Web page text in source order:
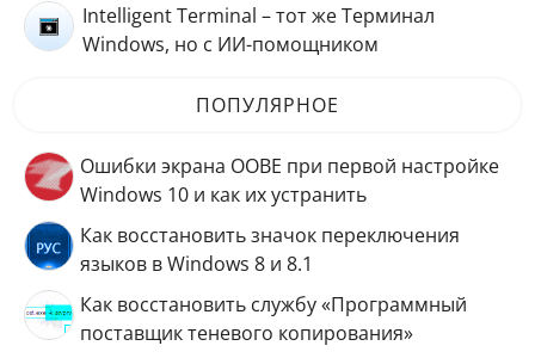
Intelligent Terminal – тот же Терминал
Windows, но с ИИ-помощником
ПОПУЛЯРНОЕ
Ошибки экрана OOBE при первой настройке
Windows 10 и как их устранить
Как восстановить значок переключения
языков в Windows 8 и 8.1
Как восстановить службу «Программный
поставщик теневого копирования»